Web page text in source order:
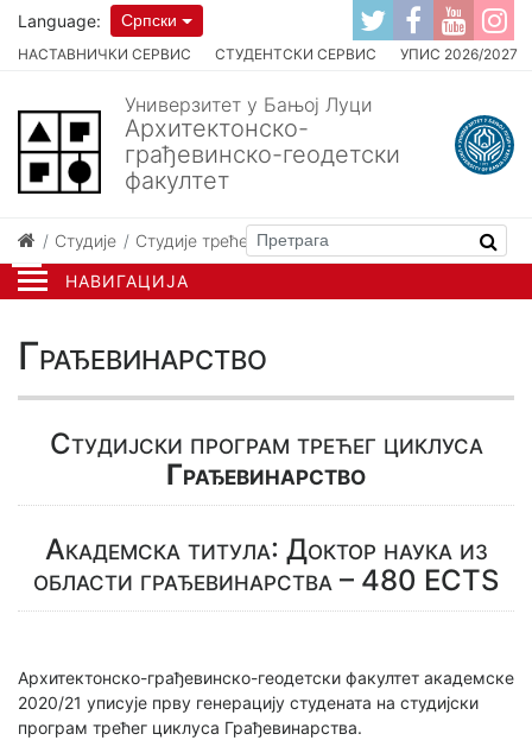
НАВИГАЦИЈА
НАСТАВНИЧКИ СЕРВИС СТУДЕНТСКИ СЕРВИС УПИС 2026/2027
Language: Српски
Универзитет у Бањој Луци
Архитектонско-
грађевинско-геодетски
факултет
Студије Студије трећег циклуса
Грађевинарство
Студијски програм трећег циклуса
Грађевинарство
Академска титула: Доктор наука из
области грађевинарства – 480 ECTS
Архитектонско-грађевинско-геодетски факултет академске
2020/21 уписује прву генерацију студената на студијски
програм трећег циклуса Грађевинарства.